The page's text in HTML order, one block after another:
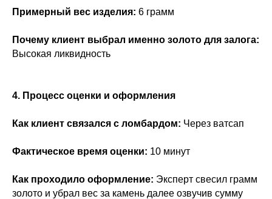
Примерный вес изделия: 6 грамм
Почему клиент выбрал именно золото для залога:
Высокая ликвидность
4. Процесс оценки и оформления
Как клиент связался с ломбардом: Через ватсап
Фактическое время оценки: 10 минут
Как проходило оформление: Эксперт свесил грамм
золото и убрал вес за камень далее озвучив сумму